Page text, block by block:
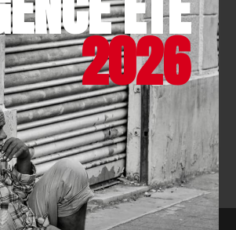
devenir un acteur de sécurité
aux gestes qui sauvent.
JE ME FORME
2026